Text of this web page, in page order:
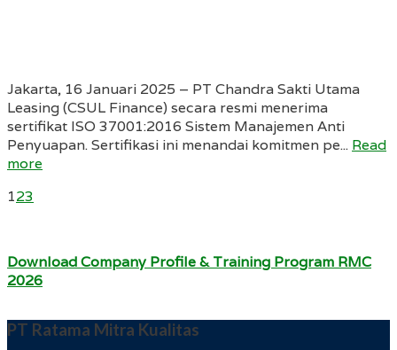
Jakarta, 16 Januari 2025 – PT Chandra Sakti Utama
Leasing (CSUL Finance) secara resmi menerima
sertifikat ISO 37001:2016 Sistem Manajemen Anti
Penyuapan. Sertifikasi ini menandai komitmen pe... Read
more
123
Download Company Profile & Training Program RMC
2026
PT Ratama Mitra Kualitas